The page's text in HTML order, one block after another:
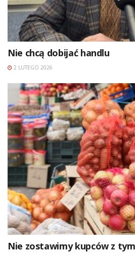
Nie chcą dobijać handlu
2 LUTEGO 2026
Nie zostawimy kupców z